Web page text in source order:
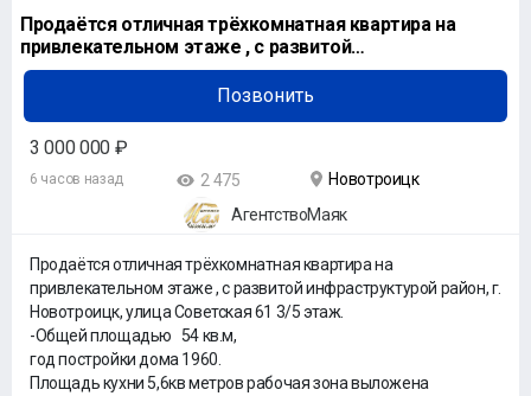
Продаётся отличная трёхкомнатная квартира на
привлекательном этаже , с развитой
инфраструктурой рай
Позвонить
3 000 000 ₽
6 часов назад 2 475
Новотроицк
АгентствоМаяк
Продаётся отличная трёхкомнатная квартира на
привлекательном этаже , с развитой инфраструктурой район, г.
Новотроицк, улица Советская 61 3/5 этаж.
-Общей площадью 54 кв.м,
год постройки дома 1960.
Площадь кухни 5,6кв метров рабочая зона выложена